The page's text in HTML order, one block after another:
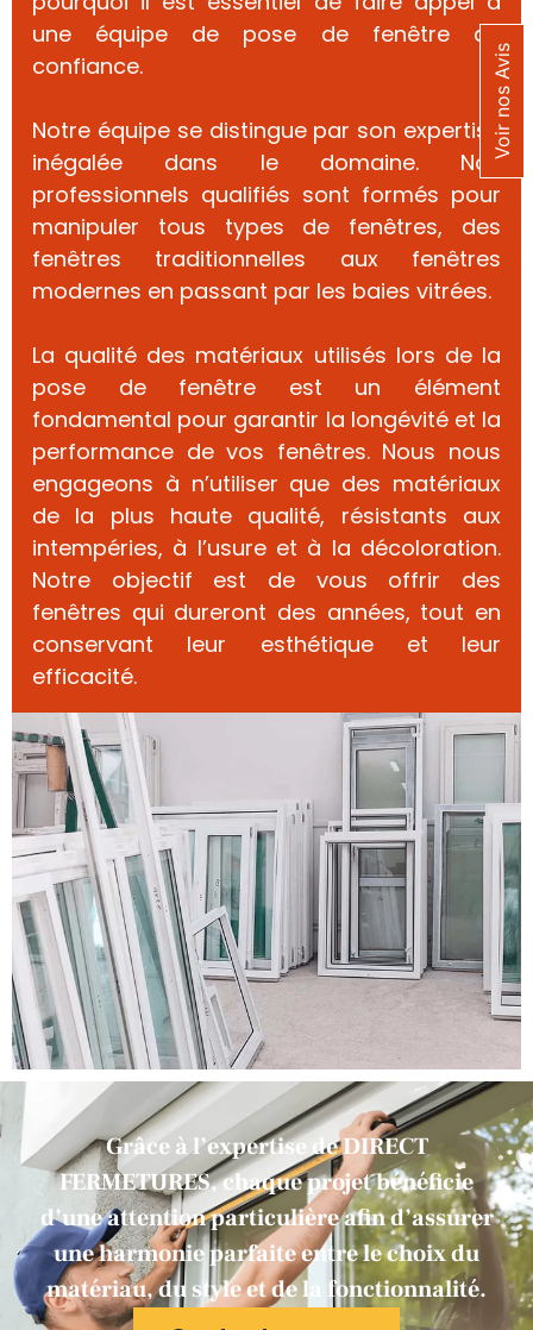
une équipe de pose de fenêtre de
confiance.
Notre équipe se distingue par son expertise
inégalée dans le domaine. Nos
professionnels qualifiés sont formés pour
manipuler tous types de fenêtres, des
fenêtres traditionnelles aux fenêtres
modernes en passant par les baies vitrées.
La qualité des matériaux utilisés lors de la
pose de fenêtre est un élément
fondamental pour garantir la longévité et la
performance de vos fenêtres. Nous nous
engageons à n’utiliser que des matériaux
de la plus haute qualité, résistants aux
intempéries, à l’usure et à la décoloration.
Notre objectif est de vous offrir des
fenêtres qui dureront des années, tout en
conservant leur esthétique et leur
efficacité.
Grâce à l’expertise de DIRECT
FERMETURES, chaque projet bénéficie
d’une attention particulière afin d’assurer
une harmonie parfaite entre le choix du
matériau, du style et de la fonctionnalité.
Voir nos Avis